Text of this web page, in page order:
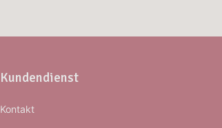
Kundendienst
Kontakt